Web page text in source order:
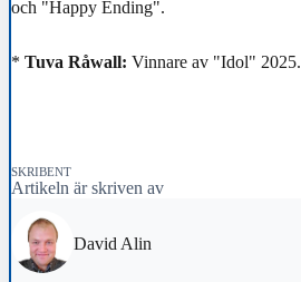
och "Happy Ending".
* Tuva Råwall: Vinnare av "Idol" 2025.
SKRIBENT
Artikeln är skriven av
David Alin